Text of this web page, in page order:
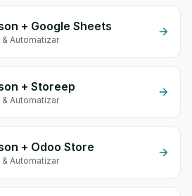
+ Google Sheets
Automatizar
+ Storeep
Automatizar
+ Odoo Store
Automatizar